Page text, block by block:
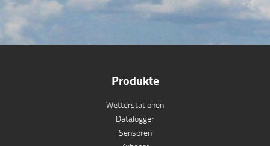
Produkte
Wetterstationen
Datalogger
Sensoren